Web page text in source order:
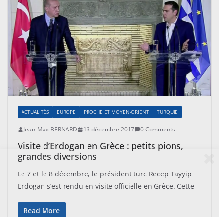
ACTUALITÉS EUROPE PROCHE ET MOYEN-ORIENT TURQUIE
Jean-Max BERNARD 13 décembre 2017 0 Comments
Visite d’Erdogan en Grèce : petits pions,
grandes diversions
Le 7 et le 8 décembre, le président turc Recep Tayyip
Erdogan s’est rendu en visite officielle en Grèce. Cette
Read More